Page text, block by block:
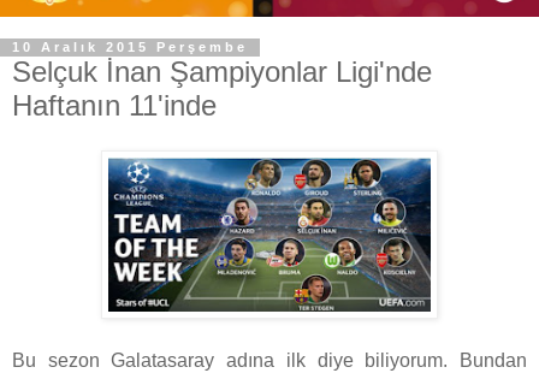
10 Aralık 2015 Perşembe
Selçuk İnan Şampiyonlar Ligi'nde
Haftanın 11'inde
Bu sezon Galatasaray adına ilk diye biliyorum. Bundan